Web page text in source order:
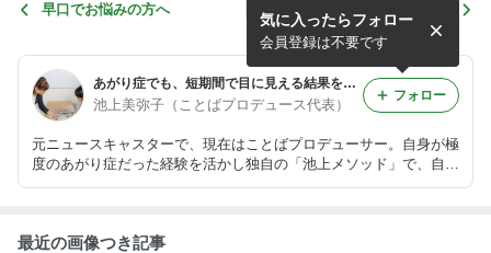
早口でお悩みの方へ 台風接近で思うこと。
あがり症でも、短期間で目に見える結果を出す。
池上美弥子（ことばプロデュース代表）
元ニュースキャスターで、現在はことばプロデューサー。自身が極
度のあがり症だった経験を活かし独自の「池上メソッド」で、自分
気に入ったらフォロー
会員登録は不要です
フォロー
最近の画像つき記事